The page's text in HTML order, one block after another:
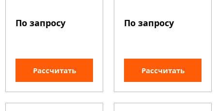
По запросу
Рассчитать
По запросу
Рассчитать